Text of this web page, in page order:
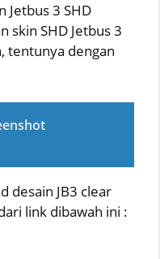
Jetbus 3 SHD
skin SHD Jetbus 3
tentunya dengan
desain JB3 clear
link dibawah ini :